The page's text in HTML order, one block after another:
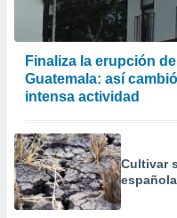
Finaliza la erupción
Guatemala: así
intensa actividad
Cultivar